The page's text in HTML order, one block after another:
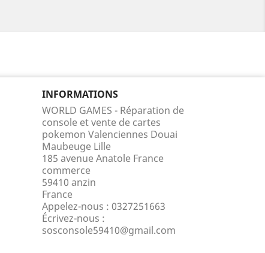
INFORMATIONS
WORLD GAMES - Réparation de
console et vente de cartes
pokemon Valenciennes Douai
Maubeuge Lille
185 avenue Anatole France
commerce
59410 anzin
France
Appelez-nous : 0327251663
Écrivez-nous :
sosconsole59410@gmail.com